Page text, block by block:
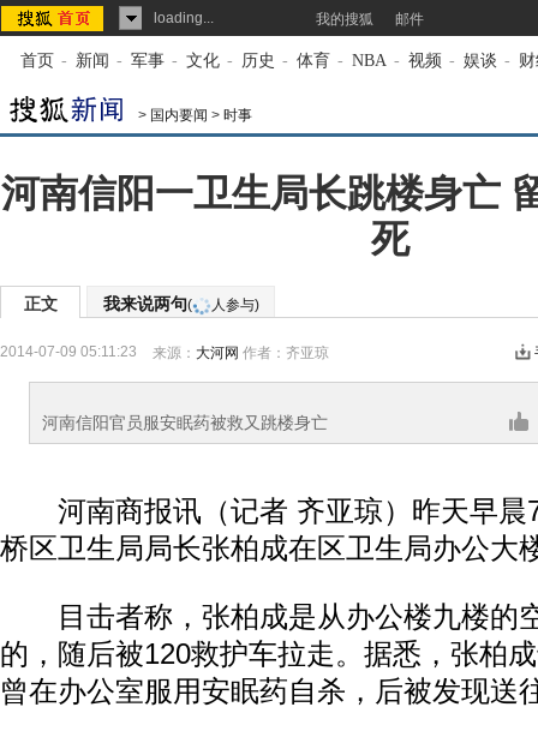
loading... 我的搜狐 邮件
首页 - 新闻 - 军事 - 文化 - 历史 - 体育 - NBA - 视频 - 娱谈 -
> 国内要闻 > 时事
河南信阳一卫生局长跳楼身亡
死
正文 我来说两句( 人参与)
2014-07-09 05:11:23 来源： 大河网 作者：齐亚琼
河南信阳官员服安眠药被救又跳楼身亡
河南商报讯（记者 齐亚琼）昨天早晨
桥区卫生局局长张柏成在区卫生局办公大
目击者称，张柏成是从办公楼九楼的
的，随后被120救护车拉走。据悉，张柏
曾在办公室服用安眠药自杀，后被发现送